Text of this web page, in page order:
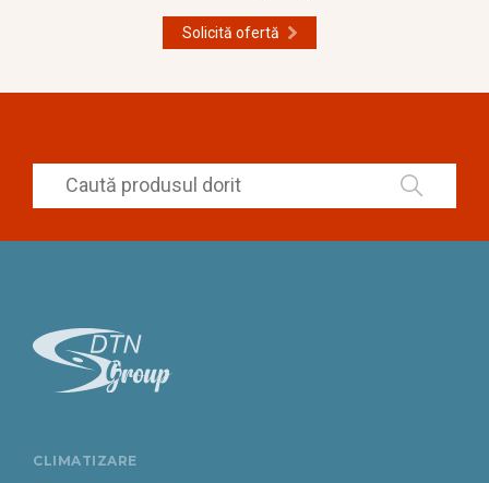
Solicită ofertă
CLIMATIZARE